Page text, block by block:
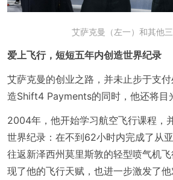
艾萨克曼（左一）和其他
爱上飞行，短短五年内创造世界纪录
艾萨克曼的创业之路，并未止步于支
造Shift4 Payments的同时，他还将目
2004年，他开始学习航空飞行课程，
世界纪录：在不到62小时内完成了从
往返新泽西州莫里斯敦的轻型喷气机
现了他的飞行天赋，也进一步激发了他